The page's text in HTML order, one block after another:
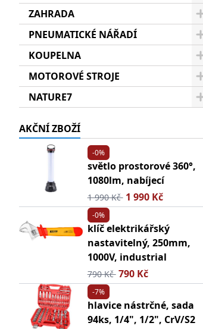
ZAHRADA
PNEUMATICKÉ NÁŘADÍ
KOUPELNA
MOTOROVÉ STROJE
NATURE7
AKČNÍ ZBOŽÍ
-0%
světlo prostorové 360°,
1080lm, nabíjecí
1 990 Kč 1 990 Kč
-0%
klíč elektrikářský
nastavitelný, 250mm,
1000V, industrial
790 Kč 790 Kč
-7%
hlavice nástrčné, sada
94ks, 1/4", 1/2", CrV/S2